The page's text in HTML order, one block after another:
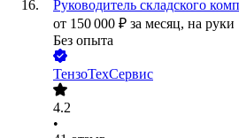
Руководитель складского
от 150 000 ₽ за месяц, на руки
Без опыта
ТензоТехСервис
4.2
•